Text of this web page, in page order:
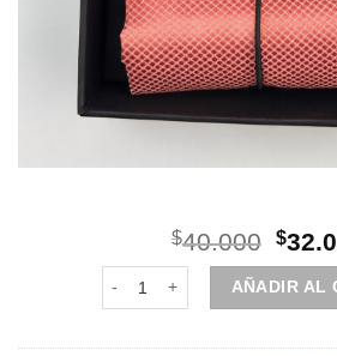
$40.000 El
era:
$
Set | Humita | 3 piezas | Palo
AÑADIR AL